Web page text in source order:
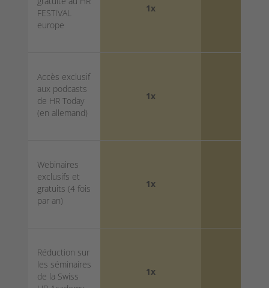
FESTIVAL
europe
1x
Accès exclusif
aux podcasts
de HR Today
(en allemand)
1x
Webinaires
exclusifs et
gratuits (4 fois
par an)
1x
Réduction sur
les séminaires
de la Swiss
1x